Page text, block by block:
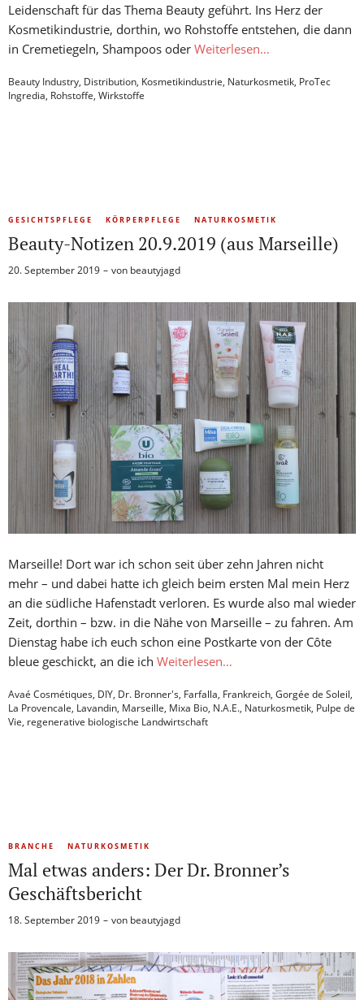
Leidenschaft für das Thema Beauty geführt. Ins Herz der
Kosmetikindustrie, dorthin, wo Rohstoffe entstehen, die dann
in Cremetiegeln, Shampoos oder Weiterlesen…
Beauty Industry, Distribution, Kosmetikindustrie, Naturkosmetik, ProTec
Ingredia, Rohstoffe, Wirkstoffe
GESICHTSPFLEGE KÖRPERPFLEGE NATURKOSMETIK
Beauty-Notizen 20.9.2019 (aus Marseille)
20. September 2019 von beautyjagd
Marseille! Dort war ich schon seit über zehn Jahren nicht
mehr – und dabei hatte ich gleich beim ersten Mal mein Herz
an die südliche Hafenstadt verloren. Es wurde also mal wieder
Zeit, dorthin – bzw. in die Nähe von Marseille – zu fahren. Am
Dienstag habe ich euch schon eine Postkarte von der Côte
bleue geschickt, an die ich Weiterlesen…
Avaé Cosmétiques, DIY, Dr. Bronner's, Farfalla, Frankreich, Gorgée de Soleil,
La Provencale, Lavandin, Marseille, Mixa Bio, N.A.E., Naturkosmetik, Pulpe de
Vie, regenerative biologische Landwirtschaft
BRANCHE NATURKOSMETIK
Mal etwas anders: Der Dr. Bronner’s
Geschäftsbericht
18. September 2019 von beautyjagd